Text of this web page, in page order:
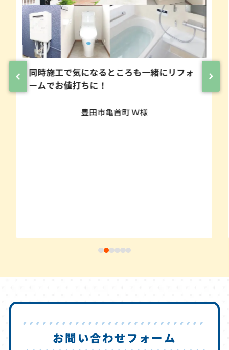
同時施工で気になるところも一緒にリフォ
ームでお値打ちに！
豊田市亀首町 Ｗ様
お問い合わせフォーム